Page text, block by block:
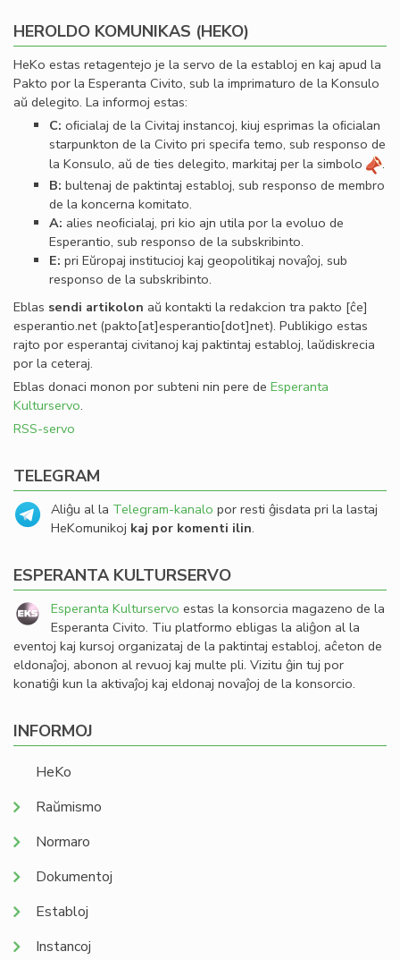
HEROLDO KOMUNIKAS (HEKO)
HeKo estas retagentejo je la servo de la establoj en kaj apud la
Pakto por la Esperanta Civito, sub la imprimaturo de la Konsulo
aŭ delegito. La informoj estas:
C: oﬁcialaj de la Civitaj instancoj, kiuj esprimas la oﬁcialan
starpunkton de la Civito pri specifa temo, sub responso de
la Konsulo, aŭ de ties delegito, markitaj per la simbolo
.
B: bultenaj de paktintaj establoj, sub responso de membro
de la koncerna komitato.
A: alies neoﬁcialaj, pri kio ajn utila por la evoluo de
Esperantio, sub responso de la subskribinto.
E: pri Eŭropaj institucioj kaj geopolitikaj novaĵoj, sub
responso de la subskribinto.
Eblas sendi artikolon aŭ kontakti la redakcion tra pakto [ĉe]
esperantio.net(pakto[at]esperantio[dot]net). Publikigo estas
rajto por esperantaj civitanoj kaj paktintaj establoj, laŭdiskrecia
por la ceteraj.
Eblas donaci monon por subteni nin pere de Esperanta
Kulturservo.
RSS-servo
TELEGRAM
Aliĝu al la Telegram-kanalo por resti ĝisdata pri la lastaj
HeKomunikoj kaj por komenti ilin.
ESPERANTA KULTURSERVO
Esperanta Kulturservo estas la konsorcia magazeno de la
Esperanta Civito. Tiu platformo ebligas la aliĝon al la
eventoj kaj kursoj organizataj de la paktintaj establoj, aĉeton de
eldonaĵoj, abonon al revuoj kaj multe pli. Vizitu ĝin tuj por
konatiĝi kun la aktivaĵoj kaj eldonaj novaĵoj de la konsorcio.
INFORMOJ
HeKo
Raŭmismo
Normaro
Dokumentoj
Establoj
Instancoj